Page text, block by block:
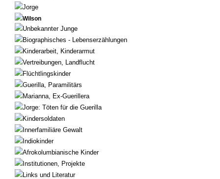
Jorge
Wilson
Unbekannter Junge
Biographisches - Lebenserzählungen
Kinderarbeit, Kinderarmut
Vertreibungen, Landflucht
Flüchtlingskinder
Guerilla, Paramilitärs
Marianna, Ex-Guerillera
Jorge: Töten für die Guerilla
Kindersoldaten
Innerfamiliäre Gewalt
Indiokinder
Afrokolumbianische Kinder
Institutionen, Projekte
Links und Literatur